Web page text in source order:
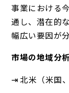
事業における
通し、潜在的
幅広い要因が
市場の地域分
⇥ 北米（米国